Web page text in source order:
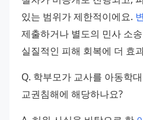
있는 범위가 제한적이에요.
제출하거나 별도의 민사 소
실질적인 피해 회복에 더 효
Q. 학부모가 교사를 아동학
교권침해에 해당하나요?